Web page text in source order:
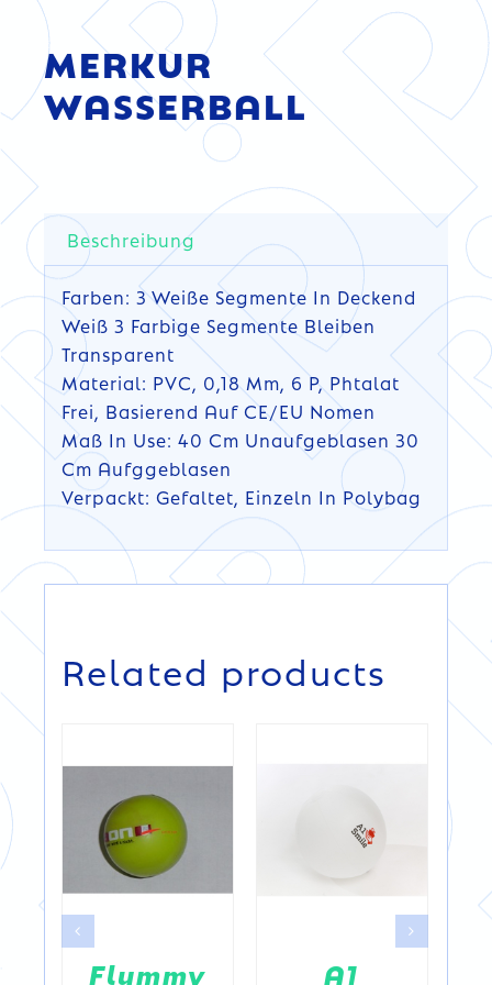
MERKUR
WASSERBALL
Beschreibung
Farben: 3 Weiße Segmente In Deckend
Weiß 3 Farbige Segmente Bleiben
Transparent
Material: PVC, 0,18 Mm, 6 P, Phtalat
Frei, Basierend Auf CE/EU Nomen
Maß In Use: 40 Cm Unaufgeblasen 30
Cm Aufggeblasen
Verpackt: Gefaltet, Einzeln In Polybag
Related products
Flummy
A1